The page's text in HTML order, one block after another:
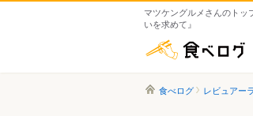
マツケングルメさんのトッ
いを求めて』
食べログ レビュアー